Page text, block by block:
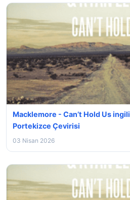
Macklemore - Can’t Hold Us
Portekizce Çevirisi
03 Nisan 2026